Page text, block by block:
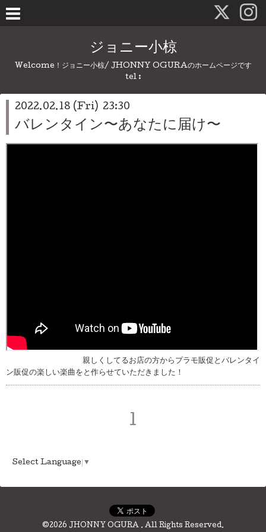
ジョニー小椋
Welcome！ジョニー小椋/ JHONNY OGURAのホームページです
tel :
2022.02.18 (Fri) 23:30
バレンタイン〜あなたに届け〜
親しくしてるお店の方からプラモ販促とバレンタイ
ン販促の楽しい楽曲をと作らせていただきました！
1
Select Language ▼
©2026 JHONNY OGURA . All Rights Reserved.